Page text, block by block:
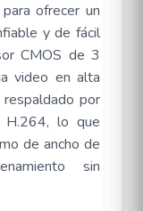
ofrecer un
y de fácil
CMOS de 3
video en alta
por
lo que
de ancho de
sin